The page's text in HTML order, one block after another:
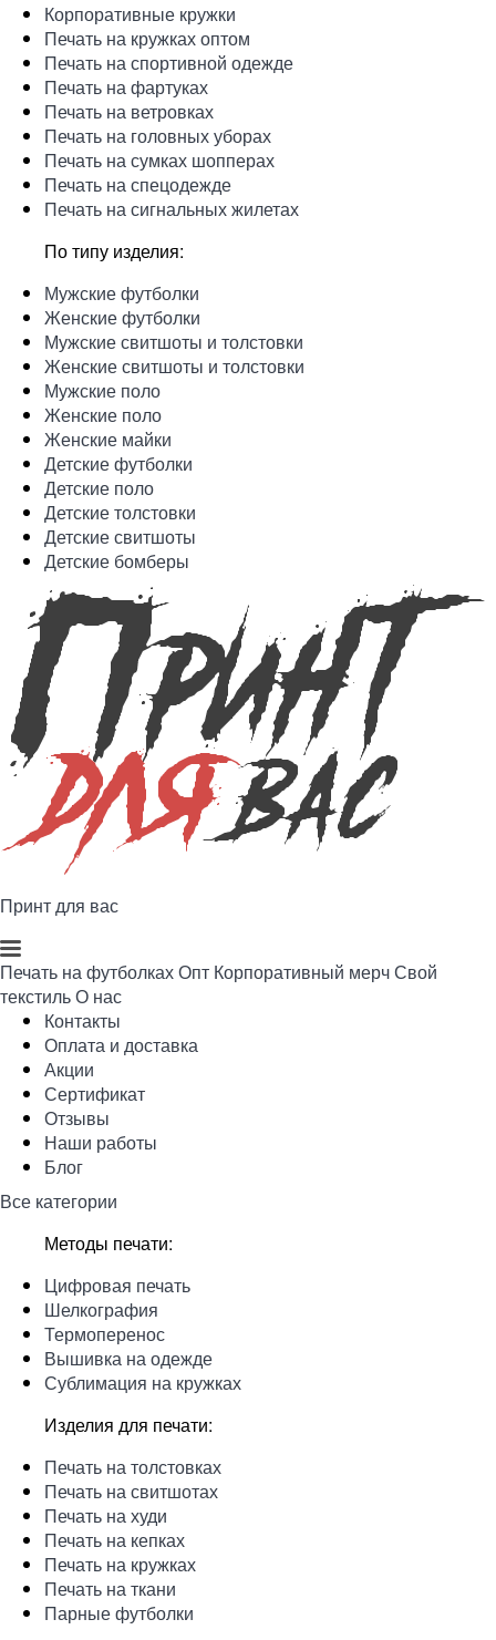
Корпоративные кружки
Печать на кружках оптом
Печать на спортивной одежде
Печать на фартуках
Печать на ветровках
Печать на головных уборах
Печать на сумках шопперах
Печать на спецодежде
Печать на сигнальных жилетах
По типу изделия:
Мужские футболки
Женские футболки
Мужские свитшоты и толстовки
Женские свитшоты и толстовки
Мужские поло
Женские поло
Женские майки
Детские футболки
Детские поло
Детские толстовки
Детские свитшоты
Детские бомберы
Принт для вас
Печать на футболкахОпт Корпоративный мерчСвой
текстильО нас
Контакты
Оплата и доставка
Акции
Сертификат
Отзывы
Наши работы
Блог
Все категории
Методы печати:
Цифровая печать
Шелкография
Термоперенос
Вышивка на одежде
Сублимация на кружках
Изделия для печати:
Печать на толстовках
Печать на свитшотах
Печать на худи
Печать на кепках
Печать на кружках
Печать на ткани
Парные футболки